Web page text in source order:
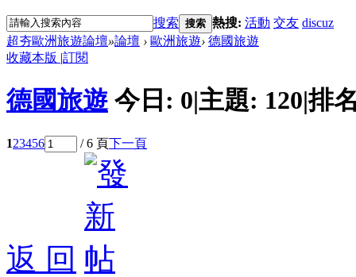
搜索 搜索 熱搜: 活動 交友 discuz
超夯歐洲旅遊論壇»論壇 › 歐洲旅遊› 德國旅遊
收藏本版 |訂閱
德國旅遊 今日: 0|主題: 120|排
123456 / 6 頁下一頁
返 回